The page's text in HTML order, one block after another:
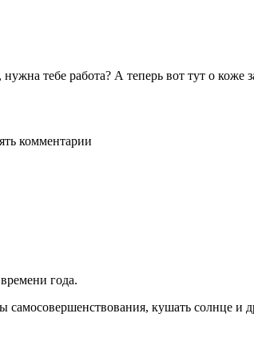
тебе работа? А теперь вот тут о коже
комментарии
года.
самосовершенствования, кушать солнце и